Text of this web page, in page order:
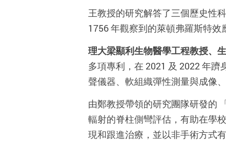
王教授的研究解答了三個歷史性
1756 年觀察到的萊頓弗羅斯特效
理大梁顯利生物醫學工程教授、
多項專利，在 2021 及 2022 年
聲儀器、軟組織彈性測量與成像
由鄭教授帶領的研究團隊研發的
輻射的脊柱側彎評估，有助在學
現和跟進治療，並以非手術方式